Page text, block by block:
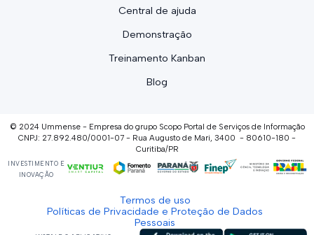
Central de ajuda
Demonstração
Treinamento Kanban
Blog
© 2024 Ummense - Empresa do grupo Scopo Portal de Serviços de Informação
CNPJ: 27.892.480/0001-07 - Rua Augusto de Mari, 3400 - 80610-180 -
Curitiba/PR
INVESTIMENTO E
INOVAÇÃO
Termos de uso
Políticas de Privacidade e Proteção de Dados
Pessoais